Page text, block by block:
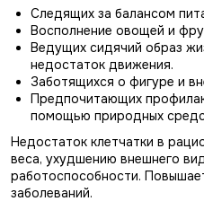
Следящих за балансом
Восполнение овощей и
Ведущих сидячий образ
недостаток движения.
Заботящихся о фигуре и
Предпочитающих
помощью природных
Недостаток клетчатки в
веса, ухудшению внешнего
работоспособности.
заболеваний.